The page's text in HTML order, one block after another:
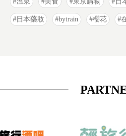
日本藥妝 bytrain 櫻花